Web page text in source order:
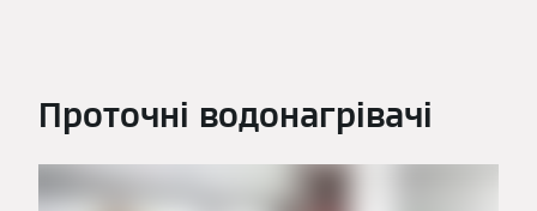
Проточні водонагрівачі